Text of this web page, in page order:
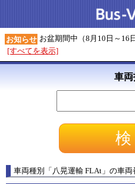
お知らせ お盆期間中（8月10日～16
[すべてを表示]
車両
車両種別 「 八晃運輸 FLAt 」 の車両